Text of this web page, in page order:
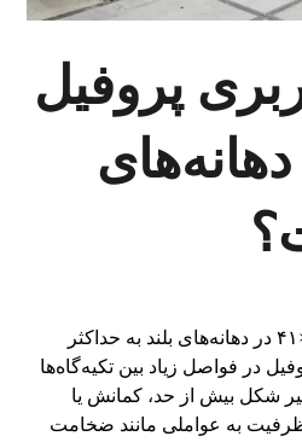
پروفیل
در دهانه‌های
ظرفیت باربری پروفیل ۴۱×۴۱ در دهانه‌های بلند به حداکثر
در فواصل زیاد بین تکیه‌گاه‌ها
شکل بیش از حد، کمانش یا
به عواملی مانند ضخامت